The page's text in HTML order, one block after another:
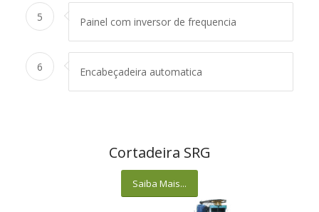
5 Painel com inversor de frequencia
6 Encabeçadeira automatica
Cortadeira SRG
Saiba Mais...